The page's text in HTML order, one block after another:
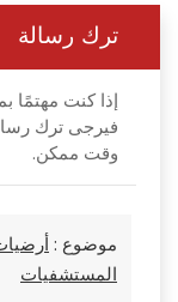
ترك رسالة
إذا كنت مهتمًا
فيرجى ترك
وقت ممكن.
موضوع :
المستشفيات